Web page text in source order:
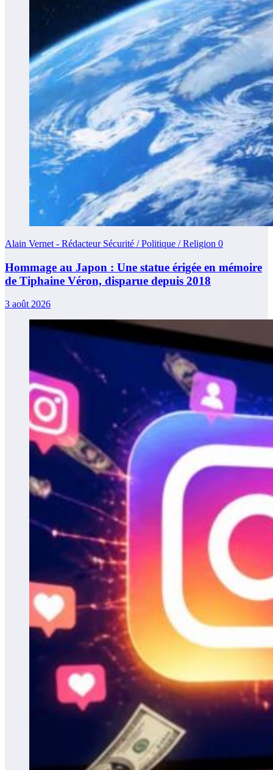
Alain Vernet - Rédacteur Sécurité / Politique / Religion 0
Hommage au Japon : Une statue érigée en mémoire
de Tiphaine Véron, disparue depuis 2018
3 août 2026